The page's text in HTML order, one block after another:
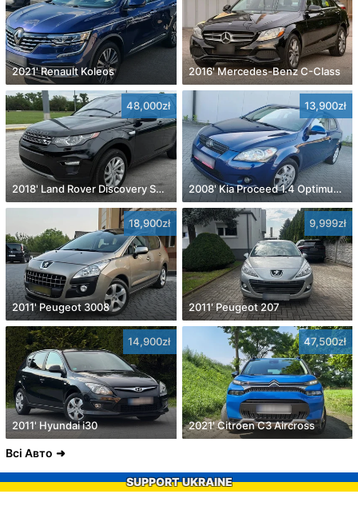
2021' Renault Koleos 2016' Mercedes-Benz C-Class
48,000zł
2018' Land Rover Discovery Sport
13,900zł
2008' Kia Proceed 1.4 Optimum +
18,900zł
2011' Peugeot 3008
9,999zł
2011' Peugeot 207
14,900zł
2011' Hyundai i30
47,500zł
2021' Citroen C3 Aircross
Всі Авто
SUPPORT UKRAINE